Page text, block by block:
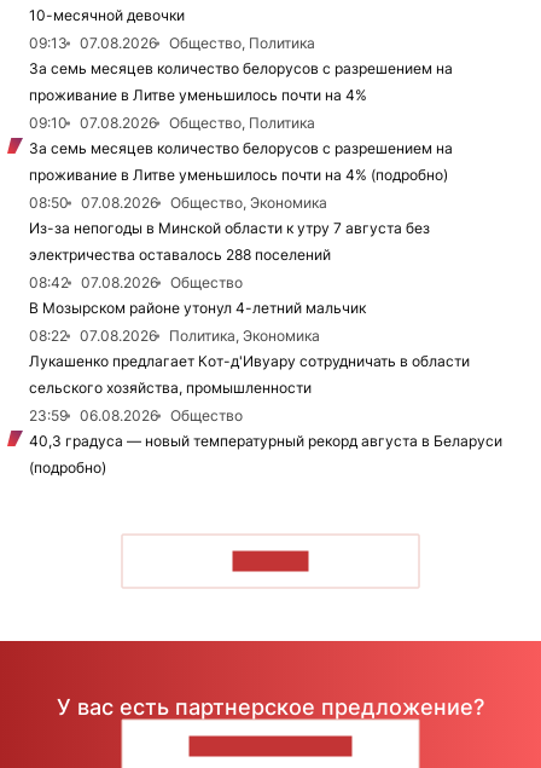
10-месячной девочки
09:13
07.08.2026
Общество, Политика
За семь месяцев количество белорусов с разрешением на
проживание в Литве уменьшилось почти на 4%
09:10
07.08.2026
Общество, Политика
За семь месяцев количество белорусов с разрешением на
проживание в Литве уменьшилось почти на 4% (подробно)
08:50
07.08.2026
Общество, Экономика
Из-за непогоды в Минской области к утру 7 августа без
электричества оставалось 288 поселений
08:42
07.08.2026
Общество
В Мозырском районе утонул 4-летний мальчик
08:22
07.08.2026
Политика, Экономика
Лукашенко предлагает Кот-д'Ивуару сотрудничать в области
сельского хозяйства, промышленности
23:59
06.08.2026
Общество
40,3 градуса — новый температурный рекорд августа в Беларуси
(подробно)
У вас есть партнерское предложение?